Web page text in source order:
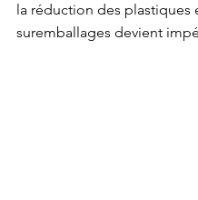
la réduction des plastiques
suremballages devient